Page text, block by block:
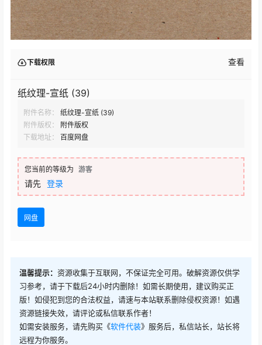
下载权限 查看
纸纹理-宣纸 (39)
附件名称：
纸纹理-宣纸 (39)
附件版权：
附件版权
下载地址：
百度网盘
您当前的等级为 游客
请先 登录
网盘
温馨提示： 资源收集于互联网，不保证完全可用。破解资源仅供学
习参考，请于下载后24小时内删除！如需长期使用，建议购买正
版！如侵犯到您的合法权益，请速与本站联系删除侵权资源！如遇
资源链接失效，请评论或私信联系作者！
如需安装服务，请先购买《软件代装》服务后，私信站长，站长将
远程为你服务。